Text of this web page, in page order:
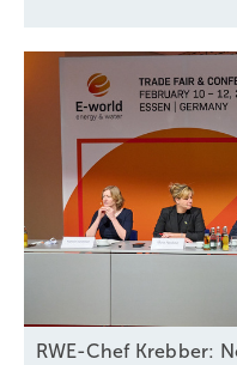
RWE-Chef Krebber: